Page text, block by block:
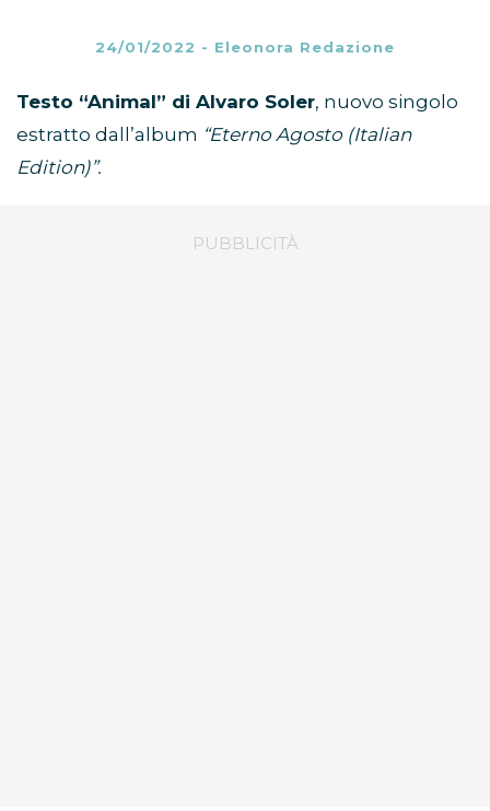
24/01/2022 - Eleonora Redazione
Testo “Animal” di Alvaro Soler, nuovo singolo
estratto dall’album “Eterno Agosto (Italian
Edition)”.